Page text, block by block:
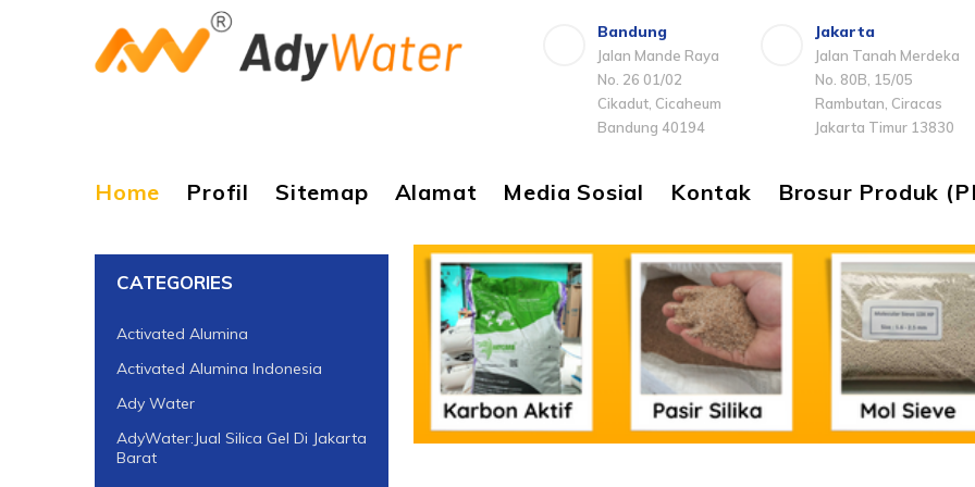
Bandung
Jalan Mande Raya
No. 26 01/02
Cikadut, Cicaheum
Bandung 40194
Jakarta
Jalan Tanah Merdeka
No. 80B, 15/05
Rambutan, Ciracas
Jakarta Timur 13830
Home Profil Sitemap Alamat Media Sosial Kontak Brosur Produk
CATEGORIES
Activated Alumina
Activated Alumina Indonesia
Ady Water
AdyWater:Jual Silica Gel Di Jakarta
Barat